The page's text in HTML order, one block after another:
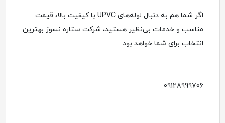
اگر شما هم به دنبال لوله‌های UPVC با کیفیت بالا، قیمت
مناسب و خدمات بی‌نظیر هستید، شرکت ستاره نسوز بهترین
انتخاب برای شما خواهد بود.
09128999706